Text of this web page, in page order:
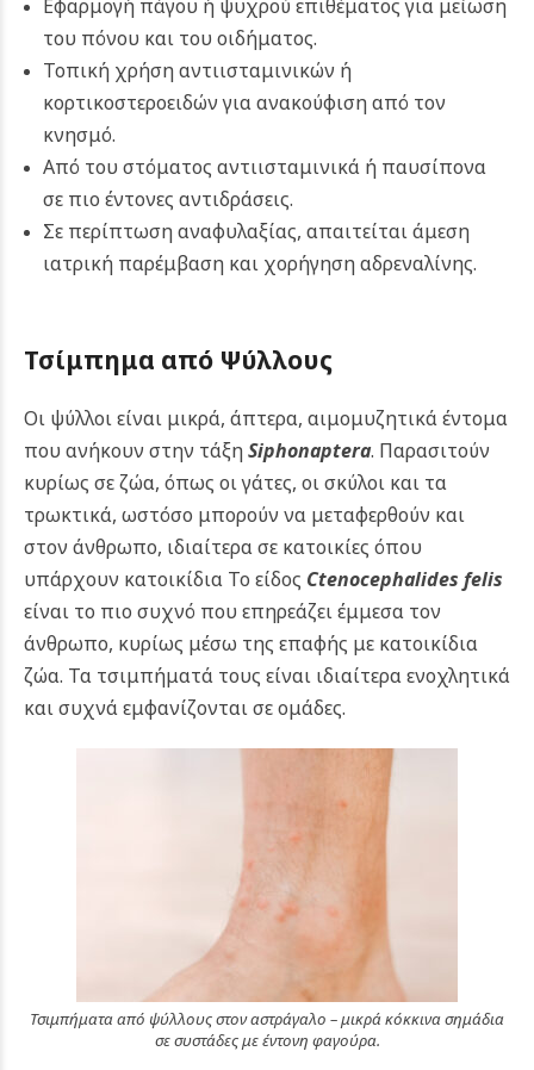
Εφαρμογή πάγου ή ψυχρού επιθέματος για μείωση
του πόνου και του οιδήματος.
Τοπική χρήση αντιισταμινικών ή
κορτικοστεροειδών για ανακούφιση από τον
κνησμό.
Από του στόματος αντιισταμινικά ή παυσίπονα
σε πιο έντονες αντιδράσεις.
Σε περίπτωση αναφυλαξίας, απαιτείται άμεση
ιατρική παρέμβαση και χορήγηση αδρεναλίνης.
Τσίμπημα από Ψύλλους
Οι ψύλλοι είναι μικρά, άπτερα, αιμομυζητικά έντομα
που ανήκουν στην τάξηSiphonaptera. Παρασιτούν
κυρίως σε ζώα, όπως οι γάτες, οι σκύλοι και τα
τρωκτικά, ωστόσο μπορούν να μεταφερθούν και
στον άνθρωπο, ιδιαίτερα σε κατοικίες όπου
υπάρχουν κατοικίδια Το είδος Ctenocephalides felis
είναι το πιο συχνό που επηρεάζει έμμεσα τον
άνθρωπο, κυρίως μέσω της επαφής με κατοικίδια
ζώα. Τα τσιμπήματά τους είναι ιδιαίτερα ενοχλητικά
και συχνά εμφανίζονται σε ομάδες.
Τσιμπήματα από ψύλλους στον αστράγαλο – μικρά κόκκινα σημάδια
σε συστάδες με έντονη φαγούρα.